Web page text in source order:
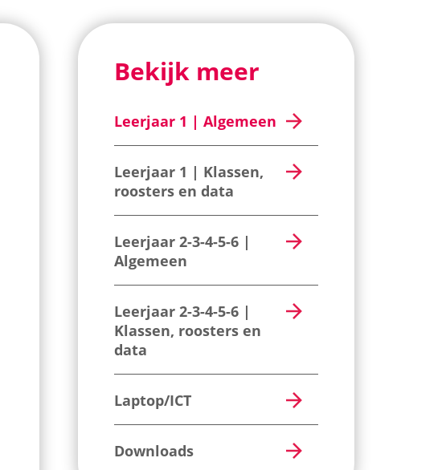
Bekijk meer
Leerjaar 1 | Algemeen
Leerjaar 1 | Klassen,
roosters en data
Leerjaar 2-3-4-5-6 |
Algemeen
Leerjaar 2-3-4-5-6 |
Klassen, roosters en
data
Laptop/ICT
Downloads